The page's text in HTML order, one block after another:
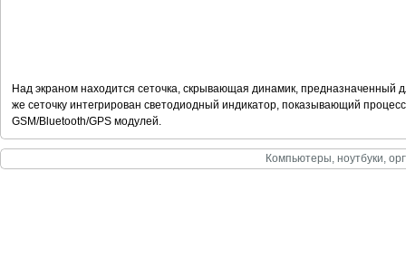
Над экраном находится сеточка, скрывающая динамик, предназначенный
же сеточку интегрирован светодиодный индикатор, показывающий
GSM/Bluetooth/GPS модулей.
Компьютеры, ноутбуки,